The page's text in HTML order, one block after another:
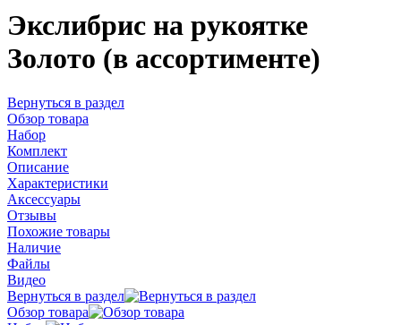
Экслибрис на рукоятке
Золото (в ассортименте)
Вернуться в раздел
Обзор товара
Набор
Комплект
Описание
Характеристики
Аксессуары
Отзывы
Похожие товары
Наличие
Файлы
Видео
Вернуться в раздел
Обзор товара